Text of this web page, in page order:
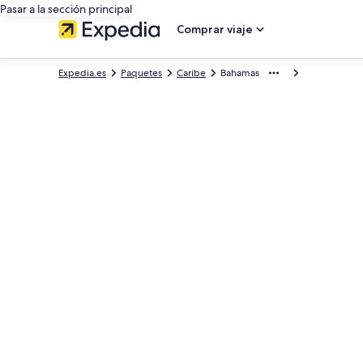
Pasar a la sección principal
Comprar viaje
Bahamas
Caribe
Paquetes
Expedia.es